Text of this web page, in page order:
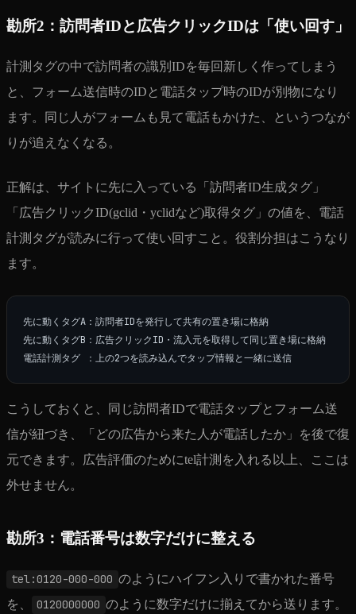
勘所2：訪問者IDと広告クリックIDは「使い回す」
計測タグの中で訪問者の識別IDを毎回新しく作ってしまう
と、フォーム送信時のIDと電話タップ時のIDが別物になり
ます。同じ人がフォームも見て電話もかけた、というつなが
りが追えなくなる。
正解は、サイトに先に入っている「訪問者ID生成タグ」
「広告クリックID(gclid・yclidなど)取得タグ」の値を、電話
計測タグが読みに行って使い回すこと。役割分担はこうなり
ます。
先に動くタグA：訪問者IDを発行して共有の置き場に格納
先に動くタグB：広告クリックID・流入元を取得して同じ置き場に格納
こうしておくと、同じ訪問者IDで電話タップとフォーム送
信が紐づき、「どの広告から来た人が電話したか」を後で復
元できます。広告評価のためにtel計測を入れる以上、ここは
外せません。
勘所3：電話番号は数字だけに整える
tel:0120-000-000 のようにハイフン入りで書かれた番号
を、
0120000000 のように数字だけに揃えてから送ります。